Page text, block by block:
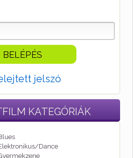
jelszó
KATEGÓRIÁK
Dance